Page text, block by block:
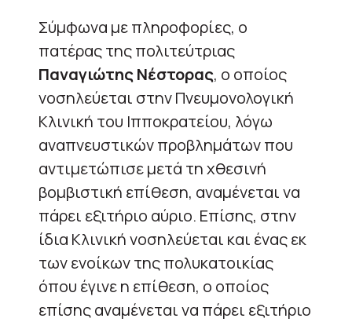
Σύμφωνα με πληροφορίες, ο
πατέρας της πολιτεύτριας
Παναγιώτης Νέστορας, ο οποίος
νοσηλεύεται στην Πνευμονολογική
Κλινική του Ιπποκρατείου, λόγω
αναπνευστικών προβλημάτων που
αντιμετώπισε μετά τη χθεσινή
βομβιστική επίθεση, αναμένεται να
πάρει εξιτήριο αύριο. Επίσης, στην
ίδια Κλινική νοσηλεύεται και ένας εκ
των ενοίκων της πολυκατοικίας
όπου έγινε η επίθεση, ο οποίος
επίσης αναμένεται να πάρει εξιτήριο